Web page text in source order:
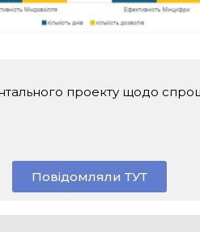
проекту щодо
Повідомляли ТУТ